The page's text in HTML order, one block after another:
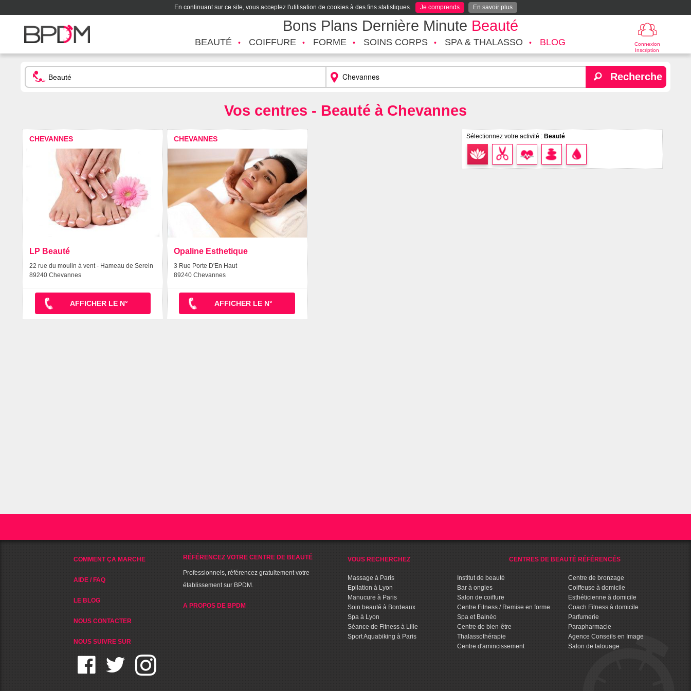
En continuant sur ce site, vous acceptez l'utilisation de cookies à des fins statistiques. Je comprends En savoir plus
Bons Plans Dernière Minute Beauté
Connexion
Inscription
BEAUTÉ COIFFURE FORME SOINS CORPS SPA & THALASSO BLOG
Recherche
Vos centres - Beauté à Chevannes
Sélectionnez votre activité : Beauté
CHEVANNES
LP Beauté
22 rue du moulin à vent - Hameau de Serein
89240 Chevannes
AFFICHER LE N°
CHEVANNES
Opaline Esthetique
3 Rue Porte D'En Haut
89240 Chevannes
AFFICHER LE N°
COMMENT ÇA MARCHE
AIDE / FAQ
LE BLOG
NOUS CONTACTER
NOUS SUIVRE SUR
RÉFÉRENCEZ VOTRE CENTRE DE BEAUTÉ
Professionnels, référencez gratuitement votre
établissement sur BPDM.
A PROPOS DE BPDM
VOUS RECHERCHEZ
Massage à Paris
Epilation à Lyon
Manucure à Paris
Soin beauté à Bordeaux
Spa à Lyon
Séance de Fitness à Lille
Sport Aquabiking à Paris
CENTRES DE BEAUTÉ RÉFÉRENCÉS
Institut de beauté
Bar à ongles
Salon de coiffure
Centre Fitness / Remise en forme
Spa et Balnéo
Centre de bien-être
Thalassothérapie
Centre d'amincissement
Centre de bronzage
Coiffeuse à domicile
Esthéticienne à domicile
Coach Fitness à domicile
Parfumerie
Parapharmacie
Agence Conseils en Image
Salon de tatouage